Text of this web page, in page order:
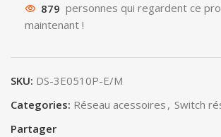
879 personnes qui regardent ce
maintenant !
SKU: DS-3E0510P-E/M
Categories: Réseau acessoires , Switch
Partager